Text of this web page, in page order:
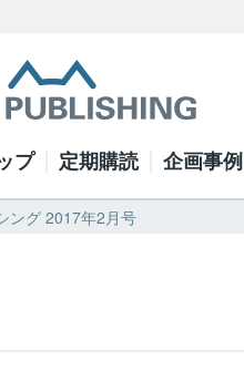
プ 定期購読 企画事例
ング 2017年2月号